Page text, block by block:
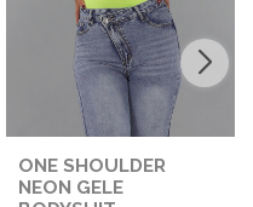
ONE SHOULDER
NEON GELE